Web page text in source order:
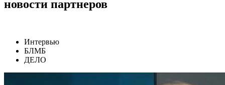
новости партнеров
Интервью
БЛМБ
ДЕЛО